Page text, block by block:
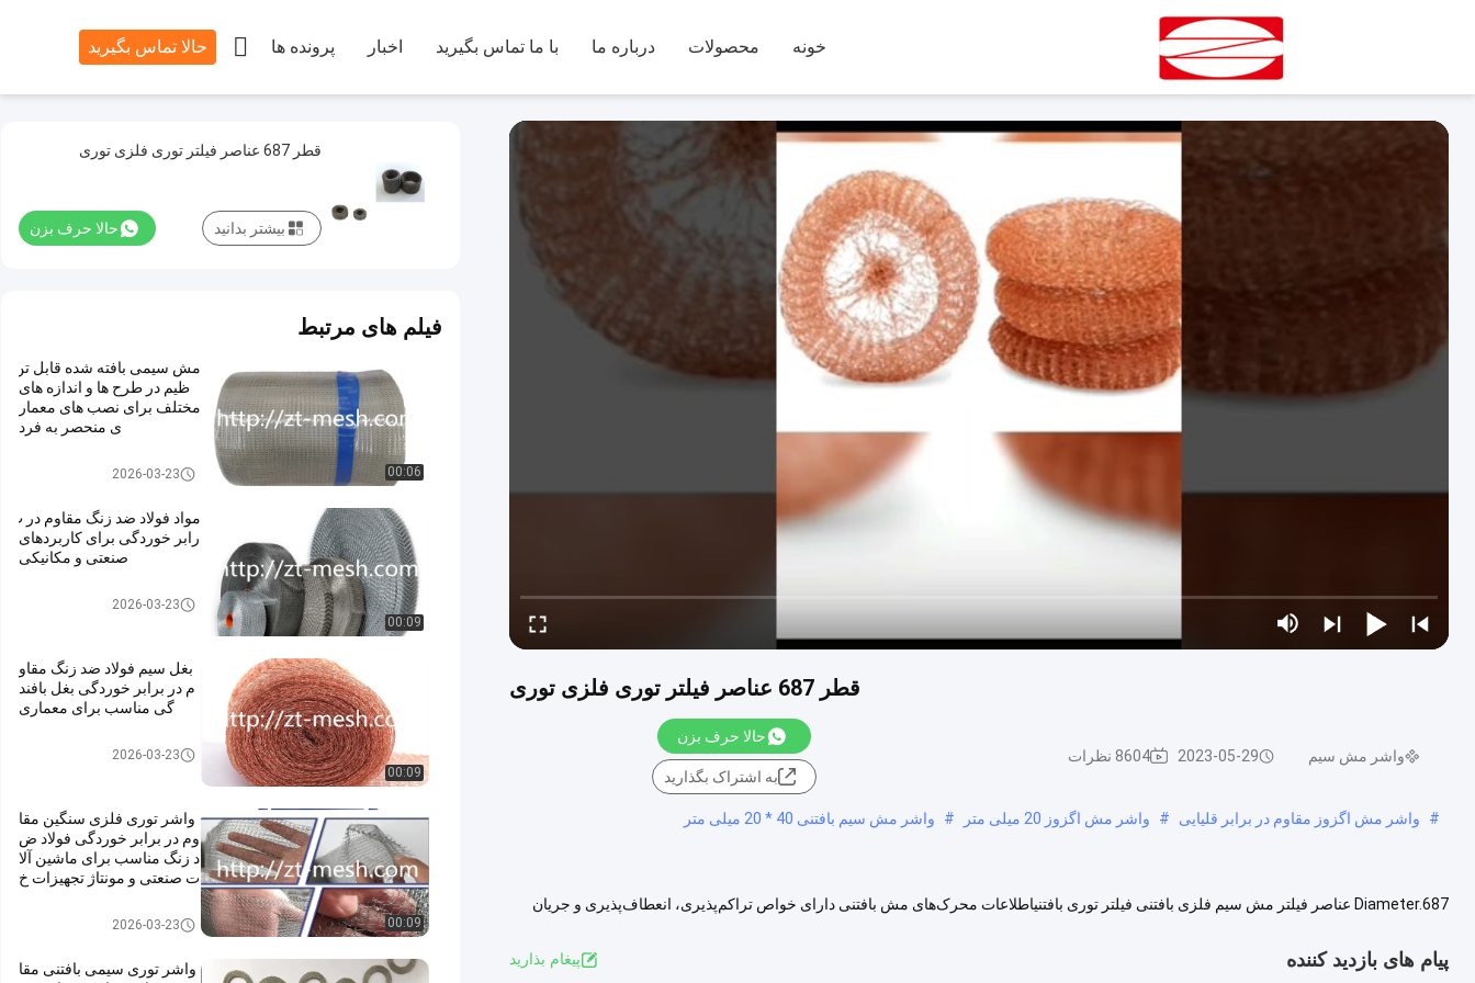
خونه محصولات درباره ما با ما تماس بگیرید اخبار پرونده ها حالا تماس بگیرید 
قطر 687 عناصر فیلتر توری فلزی توری
واشر مش سیم 2023-05-29 8604 نظرات
حالا حرف بزن
به اشتراک بگذارید
# واشر مش اگزوز مقاوم در برابر قلیایی # واشر مش اگزوز 20 میلی متر # واشر مش سیم بافتنی 40 * 20 میلی متر
Diameter.687 عناصر فیلتر مش سیم فلزی بافتنی فیلتر توری بافتنیاطلاعات محرک‌های مش بافتنی دارای خواص تراکم‌پذیری، انعطاف‌پذیری و جریان
پیام های بازدید کننده پيغام بذاريد
قطر 687 عناصر فیلتر توری فلزی توری
حالا حرف بزن بیشتر بدانید
فیلم های مرتبط
00:06
مش سیمی بافته شده قابل تن
ظیم در طرح ها و اندازه های
مختلف برای نصب های معمار
ی منحصر به فرد
2026-03-23
00:09
مواد فولاد ضد زنگ مقاوم در ب
رابر خوردگی برای کاربردهای
صنعتی و مکانیکی
2026-03-23
00:09
بغل سیم فولاد ضد زنگ مقاو
م در برابر خوردگی بغل بافند
گی مناسب برای معماری
2026-03-23
00:09
واشر توری فلزی سنگین مقا
وم در برابر خوردگی فولاد ض
د زنگ مناسب برای ماشین آلا
ت صنعتی و مونتاژ تجهیزات خ
2026-03-23
واشر توری سیمی بافتنی مقا